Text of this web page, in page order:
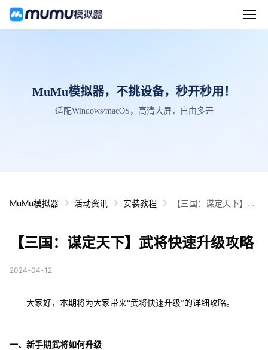
MuMu模拟器，不挑设备，秒开秒用！
适配Windows/macOS，高清大屏，自由多开
MuMu模拟器 活动资讯 安装教程
【三国：谋定天下】武
【三国：谋定天下】武将快速升级攻略
2024-04-12
大家好，本期将为大家带来“武将快速升级”的详细攻略。
一、新手期武将如何升级